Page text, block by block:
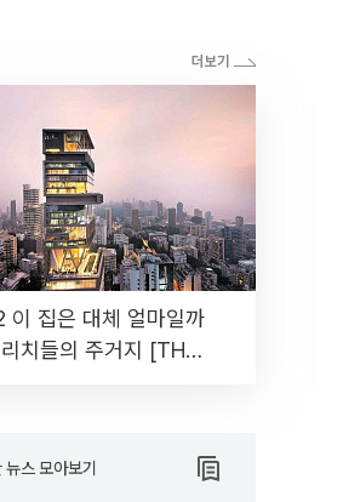
이 집은 대체 얼마일까
치들의 주거지 [THE
스 모아보기